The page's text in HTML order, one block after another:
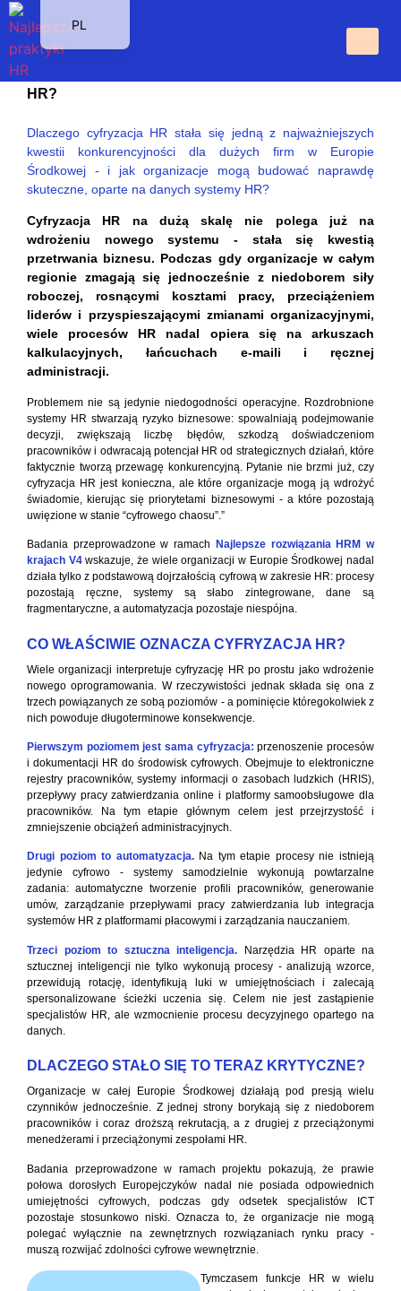
Ukryte koszty, utracone możliwości:
Jaki jest rzeczywisty koszt przestarzałych operacji
HR?
Dlaczego cyfryzacja HR stała się jedną z najważniejszych
kwestii konkurencyjności dla dużych firm w Europie
Środkowej - i jak organizacje mogą budować naprawdę
skuteczne, oparte na danych systemy HR?
Cyfryzacja HR na dużą skalę nie polega już na
wdrożeniu nowego systemu - stała się kwestią
przetrwania biznesu. Podczas gdy organizacje w całym
regionie zmagają się jednocześnie z niedoborem siły
roboczej, rosnącymi kosztami pracy, przeciążeniem
liderów i przyspieszającymi zmianami organizacyjnymi,
wiele procesów HR nadal opiera się na arkuszach
kalkulacyjnych, łańcuchach e-maili i ręcznej
administracji.
Problemem nie są jedynie niedogodności operacyjne. Rozdrobnione
systemy HR stwarzają ryzyko biznesowe: spowalniają podejmowanie
decyzji, zwiększają liczbę błędów, szkodzą doświadczeniom
pracowników i odwracają potencjał HR od strategicznych działań, które
faktycznie tworzą przewagę konkurencyjną. Pytanie nie brzmi już, czy
cyfryzacja HR jest konieczna, ale które organizacje mogą ją wdrożyć
świadomie, kierując się priorytetami biznesowymi - a które pozostają
uwięzione w stanie “cyfrowego chaosu”.”
Badania przeprowadzone w ramach
Najlepsze rozwiązania HRM w
krajach V4 wskazuje, że wiele organizacji w Europie Środkowej nadal
działa tylko z podstawową dojrzałością cyfrową w zakresie HR: procesy
pozostają ręczne, systemy są słabo zintegrowane, dane są
fragmentaryczne, a automatyzacja pozostaje niespójna.
CO WŁAŚCIWIE OZNACZA CYFRYZACJA HR?
Wiele organizacji interpretuje cyfryzację HR po prostu jako wdrożenie
nowego oprogramowania. W rzeczywistości jednak składa się ona z
trzech powiązanych ze sobą poziomów - a pominięcie któregokolwiek z
nich powoduje długoterminowe konsekwencje.
Pierwszym poziomem jest sama cyfryzacja: przenoszenie procesów
i dokumentacji HR do środowisk cyfrowych. Obejmuje to elektroniczne
rejestry pracowników, systemy informacji o zasobach ludzkich (HRIS),
przepływy pracy zatwierdzania online i platformy samoobsługowe dla
pracowników. Na tym etapie głównym celem jest przejrzystość i
zmniejszenie obciążeń administracyjnych.
Drugi poziom to automatyzacja.Na tym etapie procesy nie istnieją
jedynie cyfrowo - systemy samodzielnie wykonują powtarzalne
zadania: automatyczne tworzenie profili pracowników, generowanie
umów, zarządzanie przepływami pracy zatwierdzania lub integracja
systemów HR z platformami płacowymi i zarządzania nauczaniem.
Trzeci poziom to sztuczna inteligencja. Narzędzia HR oparte na
sztucznej inteligencji nie tylko wykonują procesy - analizują wzorce,
przewidują rotację, identyfikują luki w umiejętnościach i zalecają
spersonalizowane ścieżki uczenia się. Celem nie jest zastąpienie
specjalistów HR, ale wzmocnienie procesu decyzyjnego opartego na
danych.
DLACZEGO STAŁO SIĘ TO TERAZ KRYTYCZNE?
Organizacje w całej Europie Środkowej działają pod presją wielu
czynników jednocześnie. Z jednej strony borykają się z niedoborem
pracowników i coraz droższą rekrutacją, a z drugiej z przeciążonymi
menedżerami i przeciążonymi zespołami HR.
Badania przeprowadzone w ramach projektu pokazują, że prawie
połowa dorosłych Europejczyków nadal nie posiada odpowiednich
umiejętności cyfrowych, podczas gdy odsetek specjalistów ICT
pozostaje stosunkowo niski. Oznacza to, że organizacje nie mogą
polegać wyłącznie na zewnętrznych rozwiązaniach rynku pracy -
muszą rozwijać zdolności cyfrowe wewnętrznie.
Tymczasem funkcje HR w wielu
PL
EN
HU
CS